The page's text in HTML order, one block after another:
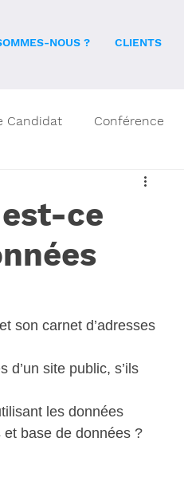
NOUS ? CLIENTS
Candidat Conférence
est-ce
et son carnet d’adresses
d’un site public, s’ils
les données
et base de données ?